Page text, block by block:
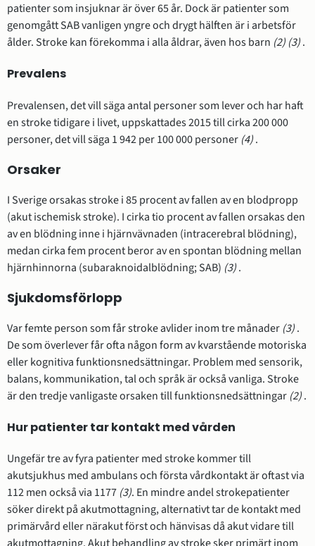
patienter som insjuknar är över 65 år. Dock är patienter som
genomgått SAB vanligen yngre och drygt hälften är i arbetsför
ålder. Stroke kan förekomma i alla åldrar, även hos barn (2) (3).
Prevalens
Prevalensen, det vill säga antal personer som lever och har haft
en stroke tidigare i livet, uppskattades 2015 till cirka 200 000
personer, det vill säga 1 942 per 100 000 personer (4).
Orsaker
I Sverige orsakas stroke i 85 procent av fallen av en blodpropp
(akut ischemisk stroke). I cirka tio procent av fallen orsakas den
av en blödning inne i hjärnvävnaden (intracerebral blödning),
medan cirka fem procent beror av en spontan blödning mellan
hjärnhinnorna (subaraknoidalblödning; SAB) (3).
Sjukdomsförlopp
Var femte person som får stroke avlider inom tre månader (3).
De som överlever får ofta någon form av kvarstående motoriska
eller kognitiva funktionsnedsättningar. Problem med sensorik,
balans, kommunikation, tal och språk är också vanliga. Stroke
är den tredje vanligaste orsaken till funktionsnedsättningar (2).
Hur patienter tar kontakt med vården
Ungefär tre av fyra patienter med stroke kommer till
akutsjukhus med ambulans och första vårdkontakt är oftast via
112 men också via 1177 (3). En mindre andel strokepatienter
söker direkt på akutmottagning, alternativt tar de kontakt med
primärvård eller närakut först och hänvisas då akut vidare till